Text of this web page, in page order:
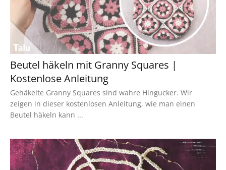
Beutel häkeln mit Granny Squares |
Kostenlose Anleitung
Gehäkelte Granny Squares sind wahre Hingucker. Wir
zeigen in dieser kostenlosen Anleitung, wie man einen
Beutel häkeln kann ...